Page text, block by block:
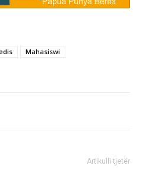
Mahasiswi
Artikulli tjetër